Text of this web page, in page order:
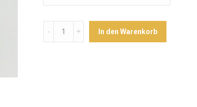
Menge In den Warenkorb